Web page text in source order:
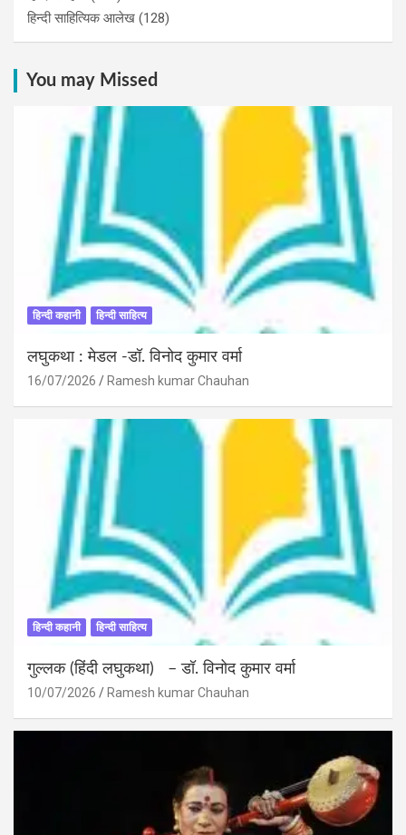
हिन्दी साहित्यिक आलेख (128)
You may Missed
हिन्दी कहानी हिन्दी साहित्य
लघुकथा : मेडल -डॉ. विनोद कुमार वर्मा
16/07/2026 Ramesh kumar Chauhan
हिन्दी कहानी हिन्दी साहित्य
गुल्लक (हिंदी लघुकथा) – डॉ. विनोद कुमार वर्मा
10/07/2026 Ramesh kumar Chauhan